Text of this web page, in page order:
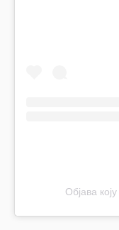
Објава